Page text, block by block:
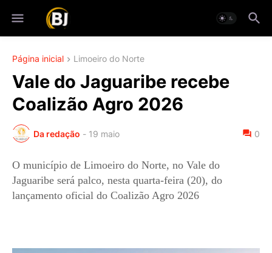
Página inicial Limoeiro do Norte
Vale do Jaguaribe recebe
Coalizão Agro 2026
Da redação - 19 maio 0
O município de Limoeiro do Norte, no Vale do
Jaguaribe será palco, nesta quarta-feira (20), do
lançamento oficial do Coalizão Agro 2026